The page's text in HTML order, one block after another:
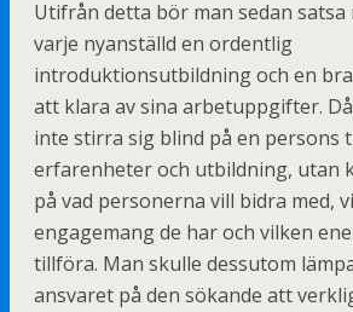
Utifrån detta bör man sedan satsa
varje nyanställd en ordentlig
introduktionsutbildning och en
att klara av sina arbetuppgifter.
inte stirra sig blind på en persons
erfarenheter och utbildning, utan
på vad personerna vill bidra med,
engagemang de har och vilken
tillföra. Man skulle dessutom
ansvaret på den sökande att